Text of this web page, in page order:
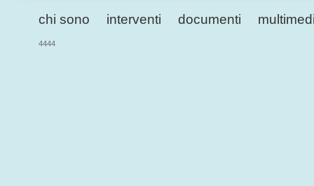
chi sono interventi documenti
4444